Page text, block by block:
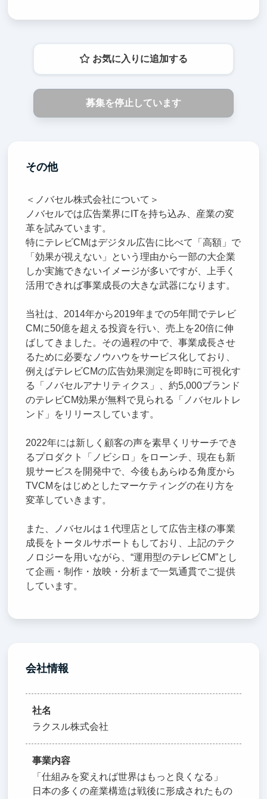
お気に入りに追加する
募集を停止しています
その他
＜ノバセル株式会社について＞
ノバセルでは広告業界にITを持ち込み、産業の変
革を試みています。
特にテレビCMはデジタル広告に比べて「高額」で
「効果が視えない」という理由から一部の大企業
しか実施できないイメージが多いですが、上手く
活用できれば事業成長の大きな武器になります。
当社は、2014年から2019年までの5年間でテレビ
CMに50億を超える投資を行い、売上を20倍に伸
ばしてきました。その過程の中で、事業成長させ
るために必要なノウハウをサービス化しており、
例えばテレビCMの広告効果測定を即時に可視化す
る「ノバセルアナリティクス」、約5,000ブランド
のテレビCM効果が無料で見られる「ノバセルトレ
ンド」をリリースしています。
2022年には新しく顧客の声を素早くリサーチでき
るプロダクト「ノビシロ」をローンチ、現在も新
規サービスを開発中で、今後もあらゆる角度から
TVCMをはじめとしたマーケティングの在り方を
変革していきます。
また、ノバセルは１代理店として広告主様の事業
成長をトータルサポートもしており、上記のテク
ノロジーを用いながら、“運用型のテレビCM”とし
て企画・制作・放映・分析まで一気通貫でご提供
しています。
会社情報
社名
ラクスル株式会社
事業内容
「仕組みを変えれば世界はもっと良くなる」
日本の多くの産業構造は戦後に形成されたもの